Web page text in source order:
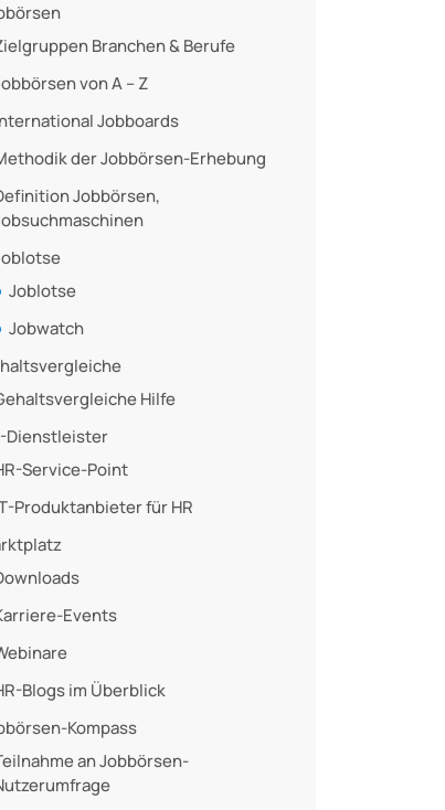
Branchen & Berufe
von A – Z
Jobboards
der Jobbörsen-Erhebung
Jobbörsen,
Joblotse
Jobwatch
Hilfe
Dienstleister
Service-Point
Produktanbieter für HR
Events
Blogs im Überblick
Kompass
an Jobbörsen-